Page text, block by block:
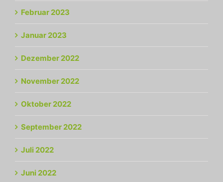
Februar 2023
Januar 2023
Dezember 2022
November 2022
Oktober 2022
September 2022
Juli 2022
Juni 2022